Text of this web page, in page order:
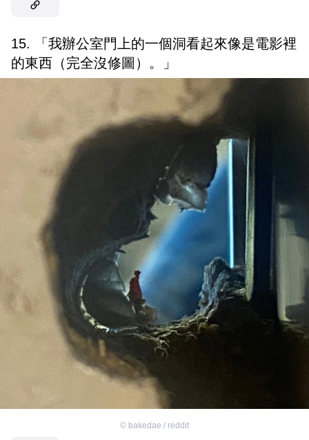
15. 「我辦公室門上的一個洞看起來像是電影裡
的東西（完全沒修圖）。」
© bakedae / reddit